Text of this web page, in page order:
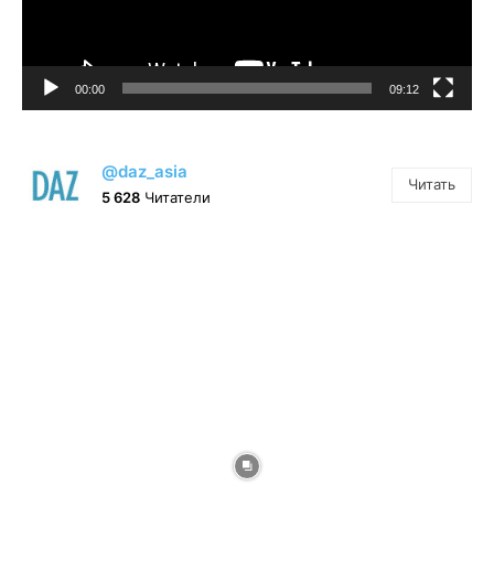
00:00 09:12
@daz_asia
5 628 Читатели
Читать